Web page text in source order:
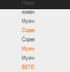
Национальная
команда.
Мужчины
Соревнования
Соревнования
Мужчины
Мужчины
BETERA